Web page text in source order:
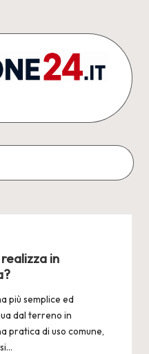
in
più semplice ed
dal terreno in
pratica di uso comune,